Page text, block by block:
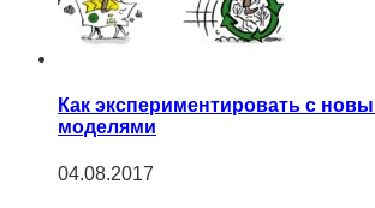
Как экспериментировать с
моделями
04.08.2017